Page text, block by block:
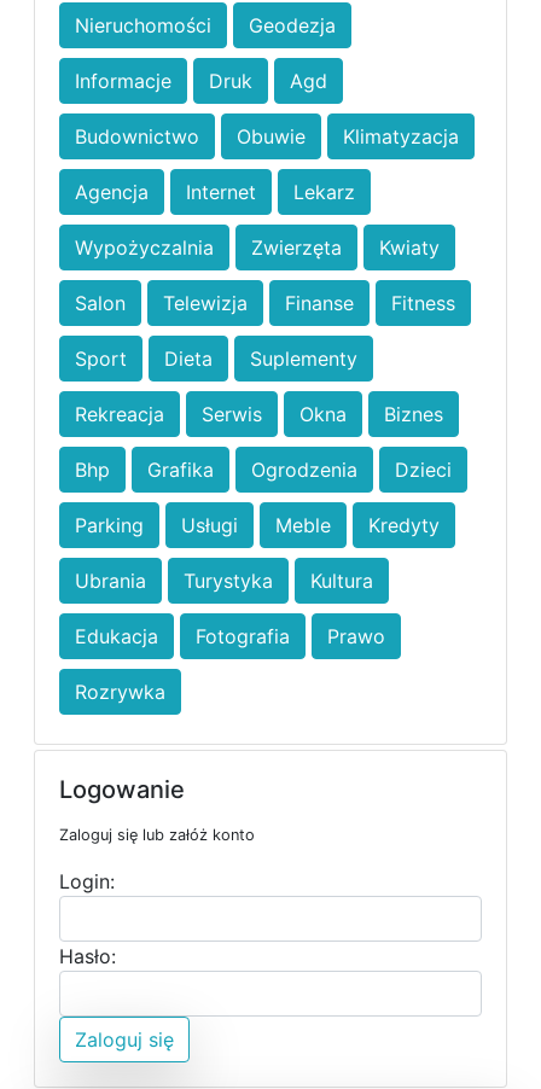
Nieruchomości Geodezja
Informacje Druk Agd
Budownictwo Obuwie Klimatyzacja
Agencja Internet Lekarz
Wypożyczalnia Zwierzęta Kwiaty
Salon Telewizja Finanse Fitness
Sport Dieta Suplementy
Rekreacja Serwis Okna Biznes
Bhp Grafika Ogrodzenia Dzieci
Parking Usługi Meble Kredyty
Ubrania Turystyka Kultura
Edukacja Fotografia Prawo
Rozrywka
Logowanie
Zaloguj się lub załóż konto
Login:
Hasło:
Zaloguj się